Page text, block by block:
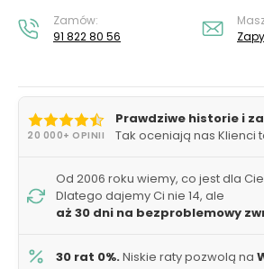
Zamów:
91 822 80 56
20 000+ OPINII
Prawdziwe historie i
Tak oceniają nas Klienci
Od 2006 roku wiemy, co jest dla
Dlatego dajemy Ci nie 14, ale
aż 30 dni na bezproblemowy
30 rat 0%.Niskie raty pozwolą na